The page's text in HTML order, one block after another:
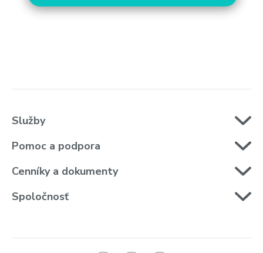
Služby
Pomoc a podpora
Cenníky a dokumenty
Spoločnosť